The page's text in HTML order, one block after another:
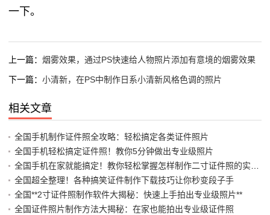
一下。
上一篇： 烟雾效果，通过PS快速给人物照片添加有意境的烟雾效果
下一篇： 小清新，在PS中制作日系小清新风格色调的照片
相关文章
全国手机制作证件照全攻略：轻松搞定各类证件照片
全国手机轻松搞定证件照！教你5分钟做出专业级照片
全国超全整理！各种搞笑证件制作下载技巧让你秒变段子手
全国**2寸证件照制作软件大揭秘：快速上手拍出专业级照片**
全国证件照片制作方法大揭秘：在家也能拍出专业级证件照